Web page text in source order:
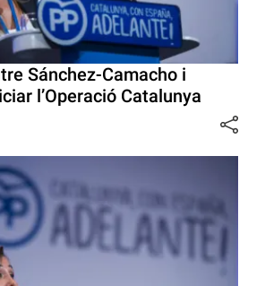
Sánchez-Camacho i
l’Operació Catalunya